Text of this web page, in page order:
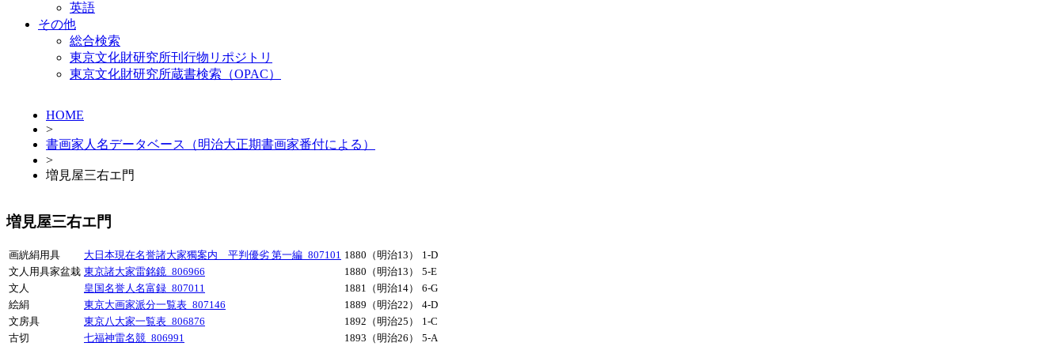
英語
その他
総合検索
東京文化財研究所刊行物リポジトリ
東京文化財研究所蔵書検索（OPAC）
HOME
>
書画家人名データベース（明治大正期書画家番付による）
>
増見屋三右エ門
増見屋三右エ門
画絖絹用具 大日本現在名誉諸大家獨案内 平判優劣 第一編_807101 1880（明治13）
1-D
文人用具家盆栽 東京諸大家雷銘鏡_806966 1880（明治13）
5-E
文人
皇国名誉人名富録_807011 1881（明治14）
6-G
絵絹
東京大画家派分一覧表_807146 1889（明治22）
4-D
文房具
東京八大家一覧表_806876 1892（明治25）
1-C
古切
七福神雷名競_806991 1893（明治26） 5-A